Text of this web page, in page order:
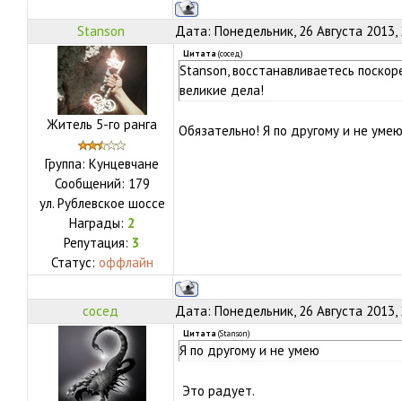
Stanson Дата: Понедельник, 26 Августа
Житель 5-го ранга
Группа: Кунцевчане
Сообщений: 179
ул. Рублевское шоссе
Награды: 2
Репутация: 3
Статус: оффлайн
Цитата (сосед)
Stanson, восстанавливаетесь
великие дела!
Обязательно! Я по другому и не
сосед Дата: Понедельник, 26 Августа
Цитата (Stanson)
Я по другому и не умею
Это радует.